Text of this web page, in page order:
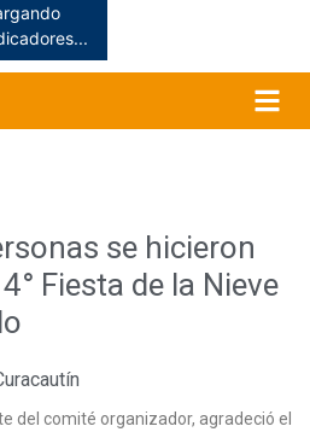
se hicieron
Fiesta de la Nieve
del comité organizador, agradeció el